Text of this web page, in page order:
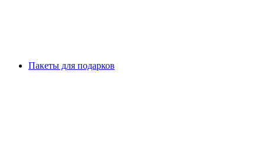
Пакеты для подарков